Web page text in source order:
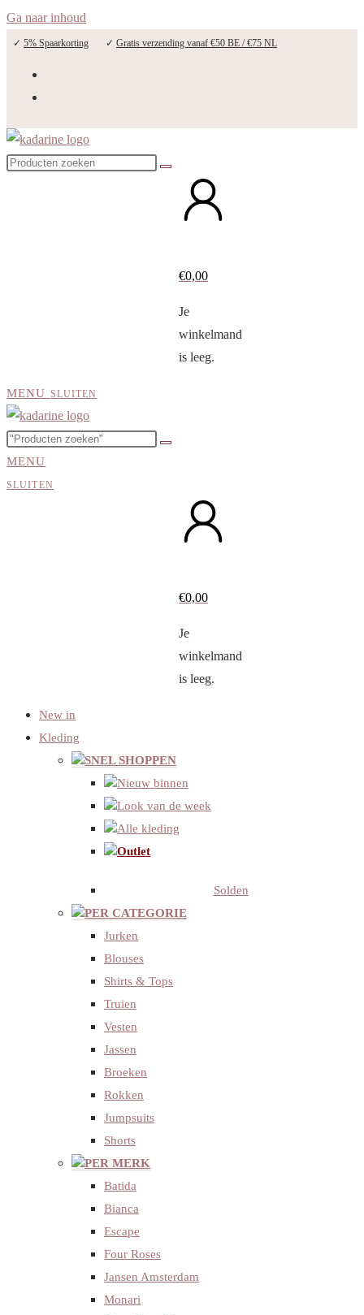
Ga naar inhoud
✓ 5% Spaarkorting ✓ Gratis verzending vanaf €50 BE / €75 NL
€0,00
Je
winkelmand
is leeg.
MENU SLUITEN
MENU
SLUITEN
€0,00
Je
winkelmand
is leeg.
New in
Kleding
SNEL SHOPPEN
Nieuw binnen
Look van de week
Alle kleding
Outlet
Solden
PER CATEGORIE
Jurken
Blouses
Shirts & Tops
Truien
Vesten
Jassen
Broeken
Rokken
Jumpsuits
Shorts
PER MERK
Batida
Bianca
Escape
Four Roses
Jansen Amsterdam
Monari